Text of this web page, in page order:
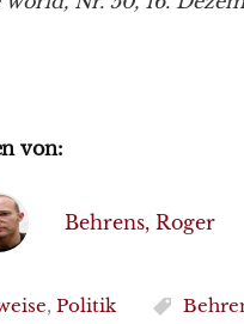
von:
Behrens, Roger
, Politik